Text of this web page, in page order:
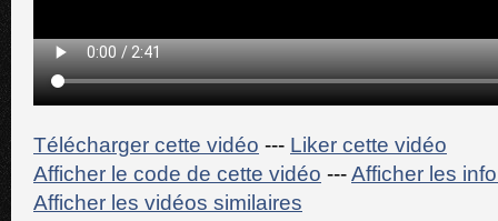
Télécharger cette vidéo --- Liker cette vidéo
Afficher le code de cette vidéo ---Afficher les
Afficher les vidéos similaires